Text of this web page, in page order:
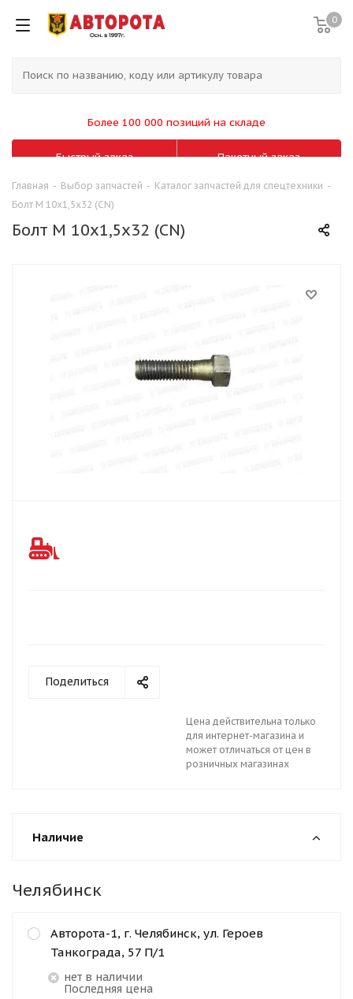
0
Более 100 000 позиций на складе
Быстрый заказ Пакетный заказ
Главная - Выбор запчастей - Каталог запчастей для спецтехники -
Болт М 10х1,5х32 (CN)
Болт М 10х1,5х32 (CN)
Поделиться
Цена действительна только
для интернет-магазина и
может отличаться от цен в
розничных магазинах
Наличие
Челябинск
Авторота-1, г. Челябинск, ул. Героев
Танкограда, 57 П/1
Нет в наличии
Последняя цена